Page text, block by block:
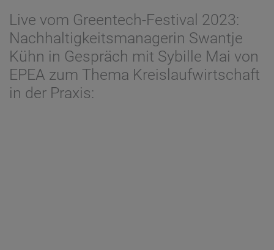
Live vom Greentech-Festival 2023:
Nachhaltigkeitsmanagerin Swantje
Kühn in Gespräch mit Sybille Mai von
EPEA zum Thema Kreislaufwirtschaft
in der Praxis: